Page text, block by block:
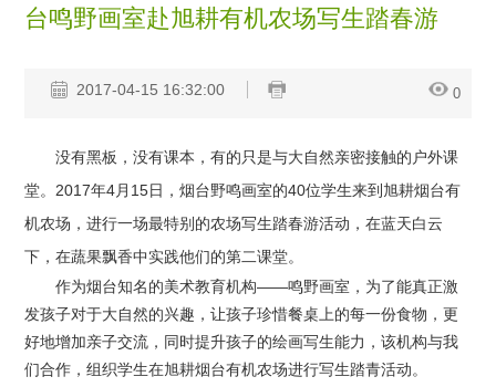
台鸣野画室赴旭耕有机农场写生踏春游
2017-04-15 16:32:00 0
没有黑板，没有课本，有的只是与大自然亲密接触的户外课
堂。2017年4月15日，烟台野鸣画室的40位学生来到旭耕烟台有
机农场，进行一场最特别的农场写生踏春游活动，在蓝天白云
下，在蔬果飘香中实践他们的第二课堂。
作为烟台知名的美术教育机构——鸣野画室，为了能真正激
发孩子对于大自然的兴趣，让孩子珍惜餐桌上的每一份食物，更
好地增加亲子交流，同时提升孩子的绘画写生能力，该机构与我
们合作，组织学生在旭耕烟台有机农场进行写生踏青活动。